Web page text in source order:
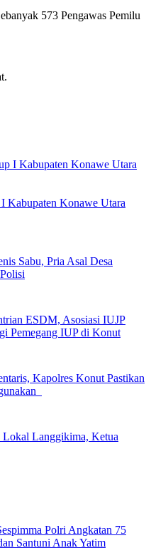
573 Pengawas Pemilu
Kabupaten Konawe Utara
Sabu, Pria Asal Desa
ESDM, Asosiasi IUJP
Pemegang IUP di Konut
Kapolres Konut Pastikan
Langgikima, Ketua